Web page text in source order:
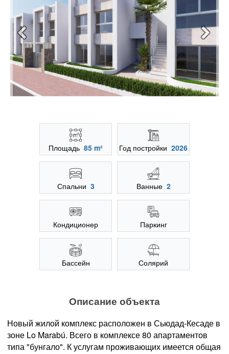
Площадь 85 m² Год постройки 2026
Спальни 3 Ванные 2
Кондиционер Паркинг
Бассейн Солярий
Описание объекта
Новый жилой комплекс расположен в Сьюдад-Кесаде в
зоне Lo Marabú. Всего в комплексе 80 апартаментов
типа "бунгало". К услугам проживающих имеется общая